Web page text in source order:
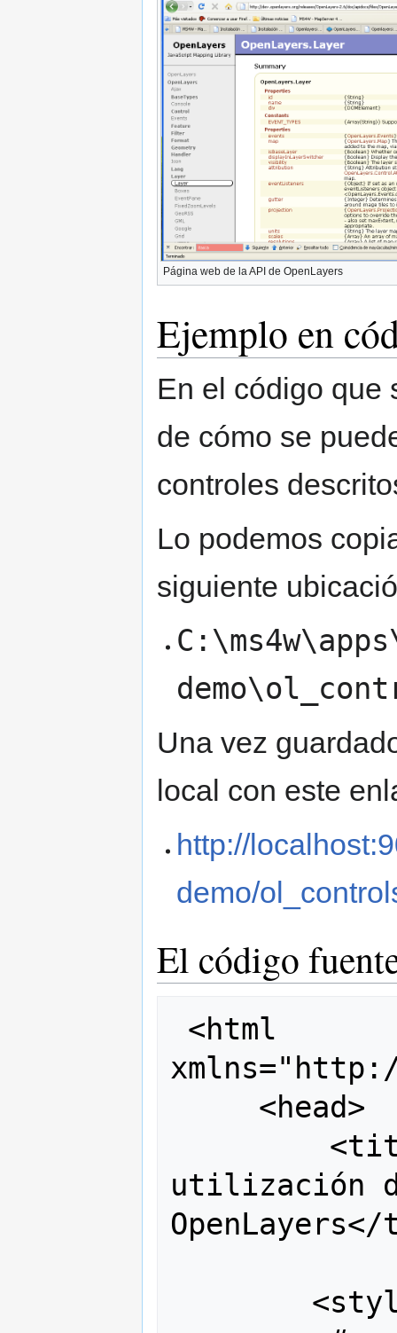
Página web de la API de OpenLayers
Ejemplo en
En el código que
de cómo se
controles
Lo podemos
siguiente
Una vez
local con este
http://
demo/
El código
utilización